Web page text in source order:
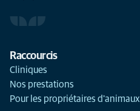
Raccourcis
Cliniques
Nos prestations
Pour les propriétaires d'animaux